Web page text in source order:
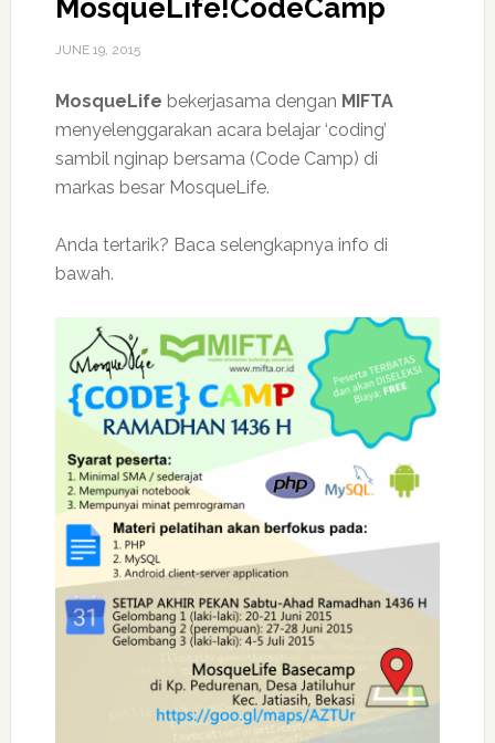
MosqueLife!CodeCamp
JUNE 19, 2015
MosqueLife bekerjasama dengan MIFTA
menyelenggarakan acara belajar ‘coding’
sambil nginap bersama (Code Camp) di
markas besar MosqueLife.
Anda tertarik? Baca selengkapnya info di
bawah.